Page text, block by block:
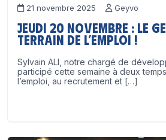
21 novembre 2025 Geyvo
Jeudi 20 novembre : le
terrain de l’emploi !
Sylvain ALI, notre chargé de
participé cette semaine à deux
l’emploi, au recrutement et […]